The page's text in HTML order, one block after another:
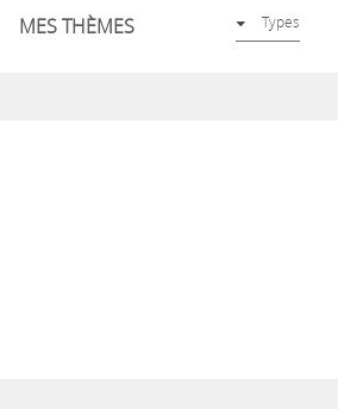
MES THÈMES Types